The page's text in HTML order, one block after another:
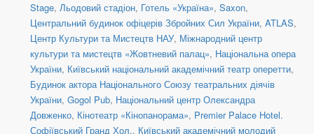
Stage, Льодовий стадіон, Готель «Україна», Saxon,
Центральний будинок офіцерів Збройних Сил України, ATLAS,
Центр Культури та Мистецтв НАУ, Міжнародний центр
культури та мистецтв «Жовтневий палац», Національна опера
України, Київський національний академічний театр оперетти,
Будинок актора Національного Союзу театральних діячів
України, Gogol Pub, Національний центр Олександра
Довженко, Кінотеатр «Кінопанорама», Premier Palace Hotel.
Софіївський Гранд Хол., Київський академічний молодий